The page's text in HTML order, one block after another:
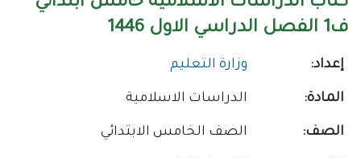
ف1 الفصل الدراسي الاول 1446
إعداد: وزارة التعليم
المادة: الدراسات الاسلامية
الصف: الصف الخامس الابتدائي